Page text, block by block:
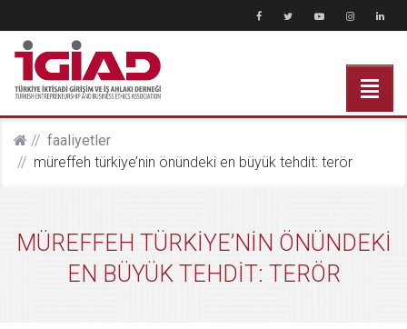
faali̇yetler
müreffeh türki̇ye’ni̇n önündeki̇ en büyük tehdi̇t: terör
MÜREFFEH TÜRKİYE’NİN ÖNÜNDEKİ
EN BÜYÜK TEHDİT: TERÖR